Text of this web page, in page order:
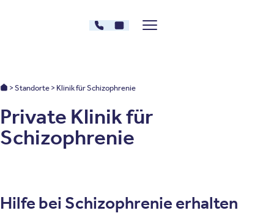
030 - 26478607
Kontakt
Menü zeigen/verstecken
Oberberg Kliniken: Startseite
Standorte Klinik für Schizophrenie
Private Klinik für
Schizophrenie
Hilfe bei Schizophrenie erhalten